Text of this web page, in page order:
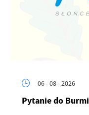
06 - 08 - 2026
Pytanie do